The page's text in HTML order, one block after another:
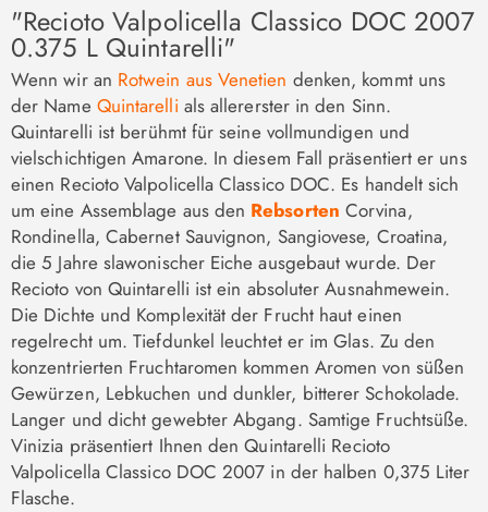
"Recioto Valpolicella Classico DOC 2007
0.375 L Quintarelli"
Wenn wir an Rotwein aus Venetien denken, kommt uns
der Name Quintarelli als allererster in den Sinn.
Quintarelli ist berühmt für seine vollmundigen und
vielschichtigen Amarone. In diesem Fall präsentiert er uns
einen Recioto Valpolicella Classico DOC. Es handelt sich
um eine Assemblage aus den Rebsorten Corvina,
Rondinella, Cabernet Sauvignon, Sangiovese, Croatina,
die 5 Jahre slawonischer Eiche ausgebaut wurde. Der
Recioto von Quintarelli ist ein absoluter Ausnahmewein.
Die Dichte und Komplexität der Frucht haut einen
regelrecht um. Tiefdunkel leuchtet er im Glas. Zu den
konzentrierten Fruchtaromen kommen Aromen von süßen
Gewürzen, Lebkuchen und dunkler, bitterer Schokolade.
Langer und dicht gewebter Abgang. Samtige Fruchtsüße.
Vinizia präsentiert Ihnen den Quintarelli Recioto
Valpolicella Classico DOC 2007 in der halben 0,375 Liter
Flasche.